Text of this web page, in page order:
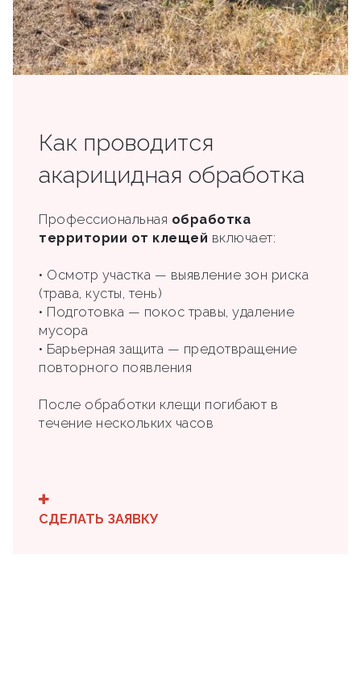
Как проводится
акарицидная обработка
Профессиональная обработка
территории от клещей включает:
• Осмотр участка — выявление зон риска
(трава, кусты, тень)
• Подготовка — покос травы, удаление
мусора
• Барьерная защита — предотвращение
повторного появления
После обработки клещи погибают в
течение нескольких часов
СДЕЛАТЬ ЗАЯВКУ